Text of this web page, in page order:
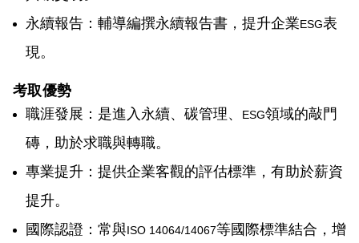
永續報告：輔導編撰永續報告書，提升企業ESG表
現。
考取優勢
職涯發展：是進入永續、碳管理、
ESG領域的敲門
磚，助於求職與轉職。
專業提升：提供企業客觀的評估標準，有助於薪資
提升。
國際認證：常與ISO 14064/14067等國際標準結合，增